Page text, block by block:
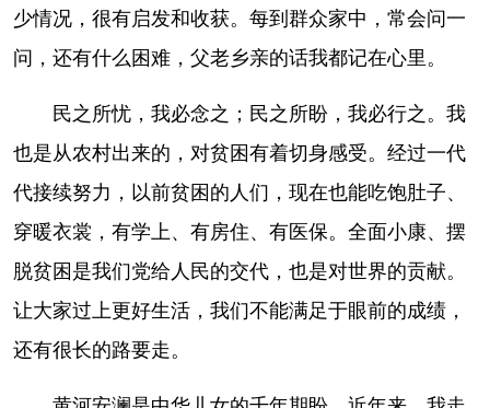
少情况，很有启发和收获。每到群众家中，常会问一
问，还有什么困难，父老乡亲的话我都记在心里。
民之所忧，我必念之；民之所盼，我必行之。我
也是从农村出来的，对贫困有着切身感受。经过一代
代接续努力，以前贫困的人们，现在也能吃饱肚子、
穿暖衣裳，有学上、有房住、有医保。全面小康、摆
脱贫困是我们党给人民的交代，也是对世界的贡献。
让大家过上更好生活，我们不能满足于眼前的成绩，
还有很长的路要走。